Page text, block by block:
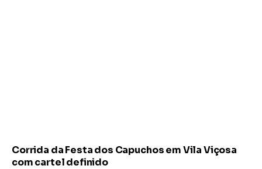
Corrida da Festa dos Capuchos em Vila Viçosa
com cartel definido